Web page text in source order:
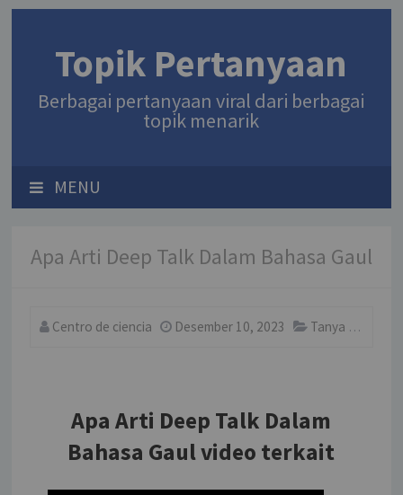
Topik Pertanyaan
Berbagai pertanyaan viral dari berbagai
topik menarik
MENU
Apa Arti Deep Talk Dalam Bahasa Gaul
Centro de ciencia Desember 10, 2023 Tanya
Apa Arti Deep Talk Dalam
Bahasa Gaul video terkait